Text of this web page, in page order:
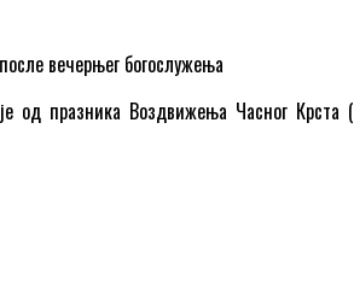
вечерњег богослужења
од празника Воздвижења Часног Крста (